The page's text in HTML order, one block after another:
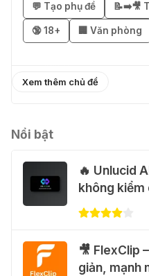
🎁 Mẹo
miễn phí
🎁 Hướng
năm miễn
31 Thg 07 2026
💃 Tạo
Flow Motion
💬 Tạo phụ đề 📝➡️🎥
🔞 18+ 🏢 Văn phòng
Xem thêm chủ đề
Nổi bật
🔥 Unlucid
không kiểm
🎥 FlexClip
giản, mạnh